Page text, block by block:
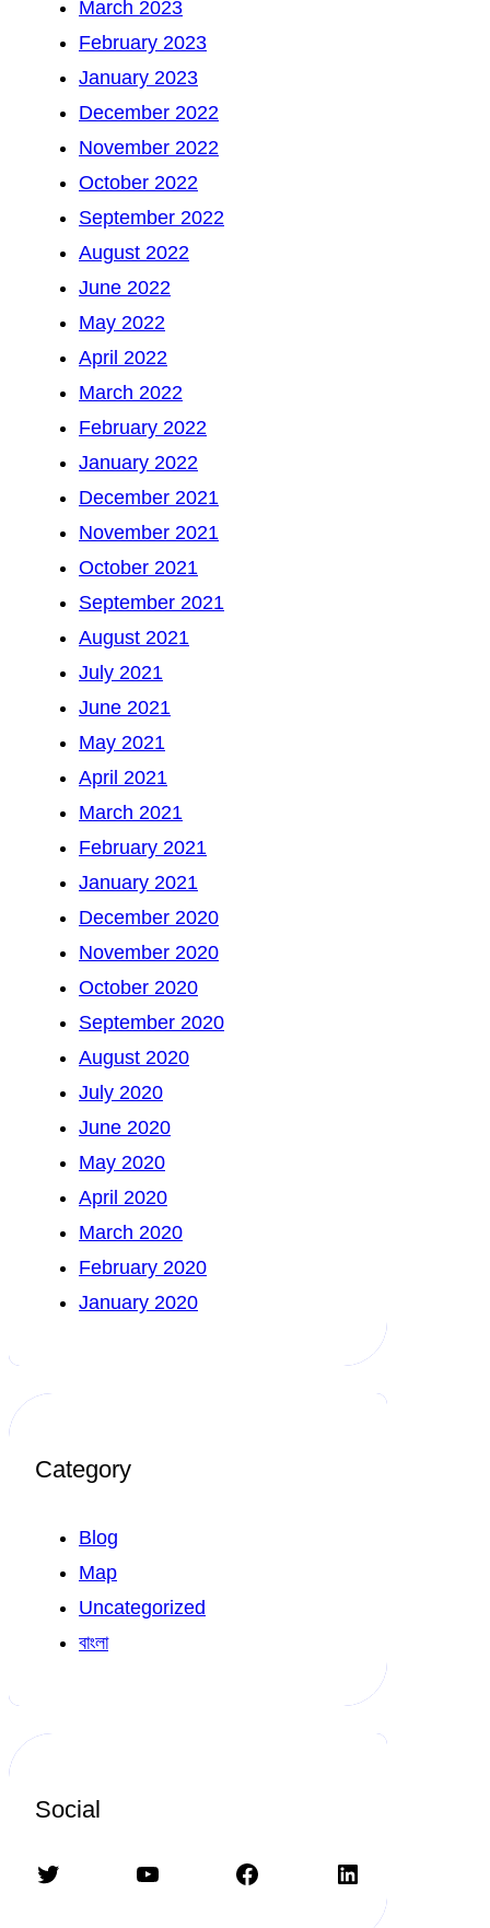
March 2023
February 2023
January 2023
December 2022
November 2022
October 2022
September 2022
August 2022
June 2022
May 2022
April 2022
March 2022
February 2022
January 2022
December 2021
November 2021
October 2021
September 2021
August 2021
July 2021
June 2021
May 2021
April 2021
March 2021
February 2021
January 2021
December 2020
November 2020
October 2020
September 2020
August 2020
July 2020
June 2020
May 2020
April 2020
March 2020
February 2020
January 2020
Category
Blog
Map
Uncategorized
বাংলা
Social
Twitter YouTube Facebook LinkedIn